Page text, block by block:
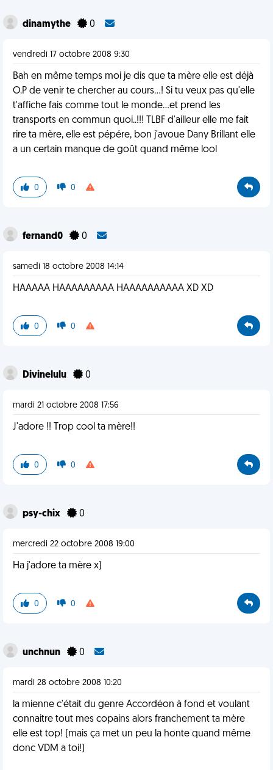
dinamythe 0
vendredi 17 octobre 2008 9:30
Bah en même temps moi je dis que ta mère elle est déjà
O.P de venir te chercher au cours...! Si tu veux pas qu'elle
t'affiche fais comme tout le monde...et prend les
transports en commun quoi..!!! TLBF d'ailleur elle me fait
rire ta mère, elle est pépére, bon j'avoue Dany Brillant elle
a un certain manque de goût quand même lool
0 0
fernand0 0
samedi 18 octobre 2008 14:14
HAAAAA HAAAAAAAAA HAAAAAAAAAA XD XD
0 0
Divinelulu 0
mardi 21 octobre 2008 17:56
J'adore !! Trop cool ta mère!!
0 0
psy-chix 0
mercredi 22 octobre 2008 19:00
Ha j'adore ta mère x)
0 0
unchnun 0
mardi 28 octobre 2008 10:20
la mienne c'était du genre Accordéon à fond et voulant
connaitre tout mes copains alors franchement ta mère
elle est top! (mais ça met un peu la honte quand même
donc VDM a toi!)